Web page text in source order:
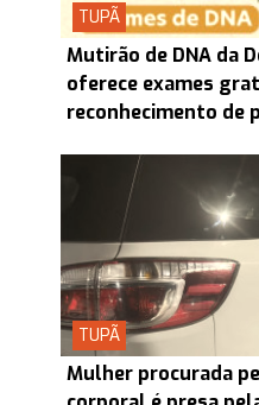
TUPÃ
Mutirão de DNA da
oferece exames
reconhecimento de
TUPÃ
Mulher procurada